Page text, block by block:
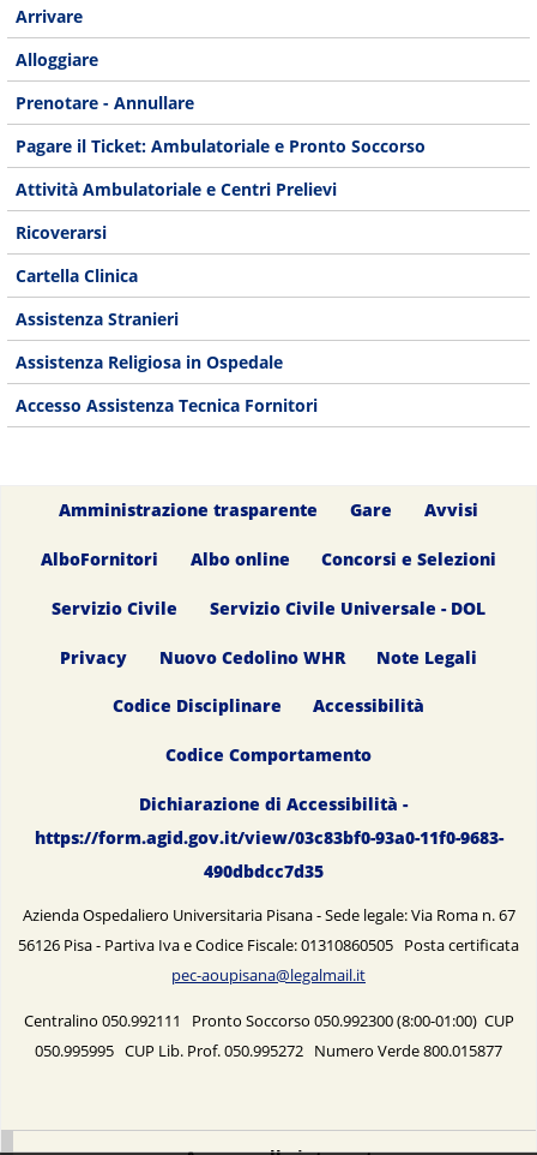
Arrivare
Alloggiare
Prenotare - Annullare
Pagare il Ticket: Ambulatoriale e Pronto Soccorso
Attività Ambulatoriale e Centri Prelievi
Ricoverarsi
Cartella Clinica
Assistenza Stranieri
Assistenza Religiosa in Ospedale
Accesso Assistenza Tecnica Fornitori
Amministrazione trasparente Gare Avvisi
AlboFornitori Albo online Concorsi e Selezioni
Servizio Civile Servizio Civile Universale - DOL
Privacy Nuovo Cedolino WHR Note Legali
Codice Disciplinare Accessibilità
Codice Comportamento
Dichiarazione di Accessibilità -
https://form.agid.gov.it/view/03c83bf0-93a0-11f0-9683-
490dbdcc7d35
Azienda Ospedaliero Universitaria Pisana - Sede legale: Via Roma n. 67
56126 Pisa - Partiva Iva e Codice Fiscale: 01310860505 Posta certificata
pec-aoupisana@legalmail.it
Centralino 050.992111 Pronto Soccorso 050.992300 (8:00-01:00) CUP
050.995995 CUP Lib. Prof. 050.995272 Numero Verde 800.015877